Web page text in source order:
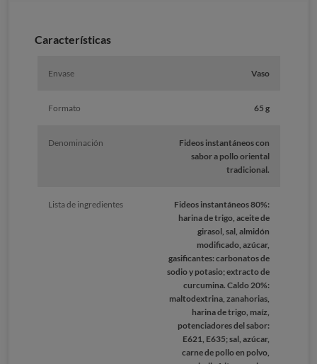
Características
Envase Vaso
Formato 65 g
Denominación
Fideos instantáneos con
sabor a pollo oriental
tradicional.
Lista de ingredientes
Fideos instantáneos 80%:
harina de trigo, aceite de
girasol, sal, almidón
modificado, azúcar,
gasificantes: carbonatos de
sodio y potasio; extracto de
curcumina. Caldo 20%:
maltodextrina, zanahorias,
harina de trigo, maíz,
potenciadores del sabor:
E621, E635; sal, azúcar,
carne de pollo en polvo,